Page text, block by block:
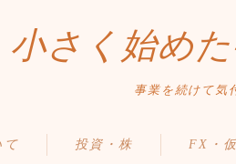
小さく始め
事業を続けて気
て 投資・株 FX・